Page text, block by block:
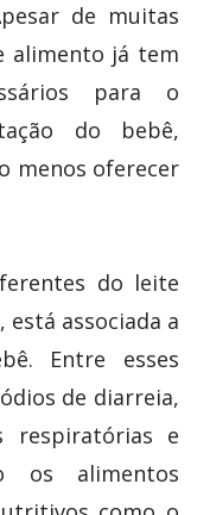
de muitas
alimento já tem
para o
do bebê,
menos oferecer
do leite
está associada a
Entre esses
de diarreia,
respiratórias e
os alimentos